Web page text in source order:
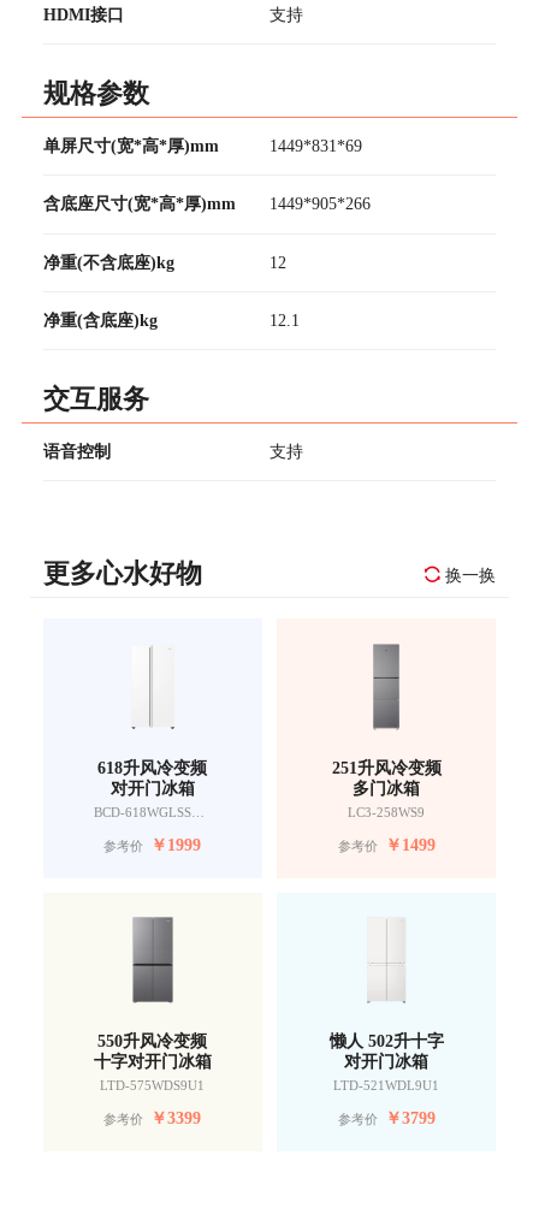
HDMI接口 支持
规格参数
单屏尺寸(宽*高*厚)mm 1449*831*69
含底座尺寸(宽*高*厚)mm 1449*905*266
净重(不含底座)kg 12
净重(含底座)kg 12.1
交互服务
语音控制 支持
更多心水好物 换一换
618升风冷变频
对开门冰箱
BCD-618WGLSSEDW9
参考价 ￥1999
251升风冷变频
多门冰箱
LC3-258WS9
参考价 ￥1499
550升风冷变频
十字对开门冰箱
LTD-575WDS9U1
参考价 ￥3399
懒人 502升十字
对开门冰箱
LTD-521WDL9U1
参考价 ￥3799